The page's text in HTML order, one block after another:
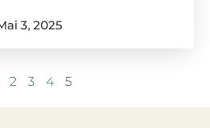
3, 2025
2 3 4 5